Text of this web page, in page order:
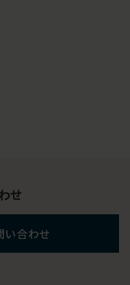
せ
い合わせ